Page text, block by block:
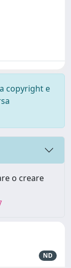
copyright e
o creare
ND